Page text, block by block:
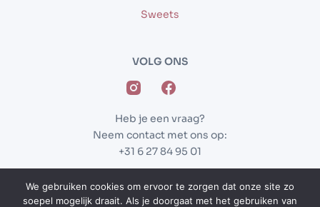
Sweets
VOLG ONS
Heb je een vraag?
Neem contact met ons op:
+31 6 27 84 95 01
© Alle rechten voorbehouden –Vantastic Sweets
Website gemaakt doorArcher Webdesign & SEO
We gebruiken cookies om ervoor te zorgen dat onze site zo
soepel mogelijk draait. Als je doorgaat met het gebruiken van